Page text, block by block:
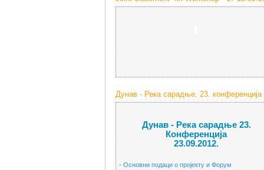
Дунав - Река сарадње, 23. конференција
Дунав - Река сарадње 23.
Конференција
23.09.2012.
-Основни подаци о пројекту и Форум